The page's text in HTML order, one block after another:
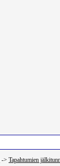
-> Tapahtumien